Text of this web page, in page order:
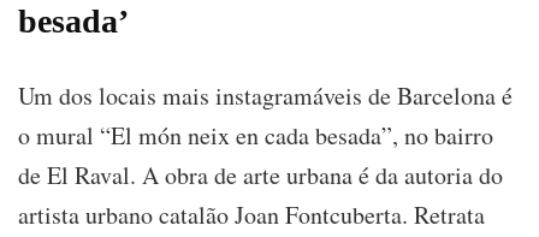
besada’
Um dos locais mais instagramáveis de Barcelona é
o mural “El món neix en cada besada”, no bairro
de El Raval. A obra de arte urbana é da autoria do
artista urbano catalão Joan Fontcuberta. Retrata